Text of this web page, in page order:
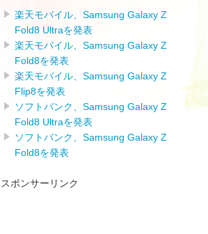
楽天モバイル、Samsung Galaxy Z
Fold8 Ultraを発表
楽天モバイル、Samsung Galaxy Z
Fold8を発表
楽天モバイル、Samsung Galaxy Z
Flip8を発表
ソフトバンク、Samsung Galaxy Z
Fold8 Ultraを発表
ソフトバンク、Samsung Galaxy Z
Fold8を発表
スポンサーリンク